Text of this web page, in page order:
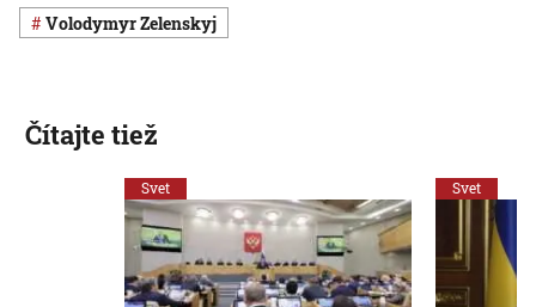
Volodymyr Zelenskyj
Čítajte tiež
Svet Svet